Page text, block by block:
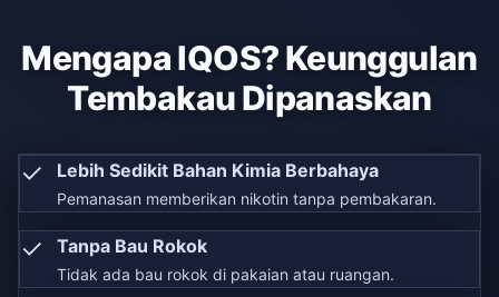
Mengapa IQOS? Keunggulan
Tembakau Dipanaskan
✓ Lebih Sedikit Bahan Kimia Berbahaya
Pemanasan memberikan nikotin tanpa pembakaran.
✓ Tanpa Bau Rokok
Tidak ada bau rokok di pakaian atau ruangan.